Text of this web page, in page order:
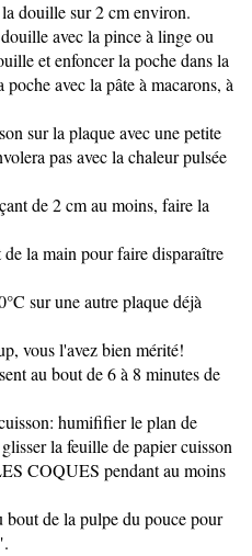
douille sur 2 cm environ.
avec la pince à linge ou
et enfoncer la poche dans la
avec la pâte à macarons, à
sur la plaque avec une petite
pas avec la chaleur pulsée
de 2 cm au moins, faire la
la main pour faire disparaître
sur une autre plaque déjà
vous l'avez bien mérité!
au bout de 6 à 8 minutes de
humififier le plan de
la feuille de papier cuisson
COQUES pendant au moins
bout de la pulpe du pouce pour